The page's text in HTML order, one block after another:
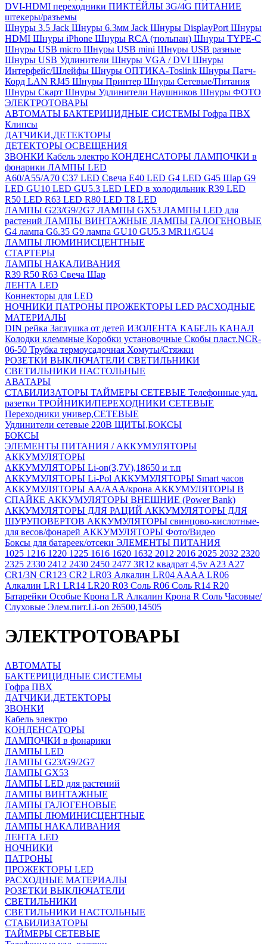
DVI-HDMI переходники ПИКТЕЙЛЫ 3G/4G ПИТАНИЕ
штекеры/разъемы
Шнуры 3.5 Jack Шнуры 6.3мм Jack Шнуры DisplayPort Шнуры
HDMI Шнуры iPhone Шнуры RCA (тюльпан) Шнуры TYPE-C
Шнуры USB micro Шнуры USB mini Шнуры USB разные
Шнуры USB Удлинители Шнуры VGA / DVI Шнуры
Интерфейс/Шлейфы Шнуры ОПТИКА-Toslink Шнуры Патч-
Корд LAN RJ45 Шнуры Принтер Шнуры Сетевые/Питания
Шнуры Скарт Шнуры Удлинители Наушников Шнуры ФОТО
ЭЛЕКТРОТОВАРЫ
АВТОМАТЫ БАКТЕРИЦИДНЫЕ СИСТЕМЫ Гофра ПВХ
Клипсы
ДАТЧИКИ,ДЕТЕКТОРЫ
ДЕТЕКТОРЫ ОСВЕЩЕНИЯ
ЗВОНКИ Кабель электро КОНДЕНСАТОРЫ ЛАМПОЧКИ в
фонарики ЛАМПЫ LED
A60/A55/A70 C37 LED Свеча E40 LED G4 LED G45 Шар G9
LED GU10 LED GU5.3 LED LED в холодильник R39 LED
R50 LED R63 LED R80 LED T8 LED
ЛАМПЫ G23/G9/2G7 ЛАМПЫ GX53 ЛАМПЫ LED для
растений ЛАМПЫ ВИНТАЖНЫЕ ЛАМПЫ ГАЛОГЕНОВЫЕ
G4 лампа G6.35 G9 лампа GU10 GU5.3 MR11/GU4
ЛАМПЫ ЛЮМИНИСЦЕНТНЫЕ
СТАРТЕРЫ
ЛАМПЫ НАКАЛИВАНИЯ
R39 R50 R63 Свеча Шар
ЛЕНТА LED
Коннекторы для LED
НОЧНИКИ ПАТРОНЫ ПРОЖЕКТОРЫ LED РАСХОДНЫЕ
МАТЕРИАЛЫ
DIN рейка Заглушка от детей ИЗОЛЕНТА КАБЕЛЬ КАНАЛ
Колодки клеммные Коробки установочные Скобы пласт.NCR-
06-50 Трубка термоусадочная Хомуты/Стяжки
РОЗЕТКИ ВЫКЛЮЧАТЕЛИ СВЕТИЛЬНИКИ
СВЕТИЛЬНИКИ НАСТОЛЬНЫЕ
АВАТАРЫ
СТАБИЛИЗАТОРЫ ТАЙМЕРЫ СЕТЕВЫЕ Телефонные удл.
разетки ТРОЙНИКИ/ПЕРЕХОДНИКИ СЕТЕВЫЕ
Переходники универ,СЕТЕВЫЕ
Удлинители сетевые 220В ЩИТЫ,БОКСЫ
БОКСЫ
ЭЛЕМЕНТЫ ПИТАНИЯ / АККУМУЛЯТОРЫ
АККУМУЛЯТОРЫ
АККУМУЛЯТОРЫ Li-on(3,7V),18650 и т.п
АККУМУЛЯТОРЫ Li-Pol АККУМУЛЯТОРЫ Smart часов
АККУМУЛЯТОРЫ АА/ААА/крона АККУМУЛЯТОРЫ В
СПАЙКЕ АККУМУЛЯТОРЫ ВНЕШНИЕ (Power Bank)
АККУМУЛЯТОРЫ ДЛЯ РАЦИЙ АККУМУЛЯТОРЫ ДЛЯ
ШУРУПОВЕРТОВ АККУМУЛЯТОРЫ свинцово-кислотные-
для весов/фонарей АККУМУЛЯТОРЫ Фото/Видео
Боксы для батареек/отсеки ЭЛЕМЕНТЫ ПИТАНИЯ
1025 1216 1220 1225 1616 1620 1632 2012 2016 2025 2032 2320
2325 2330 2412 2430 2450 2477 3R12 квадрат 4,5v A23 A27
CR1/3N CR123 CR2 LR03 Алкалин LR04 AAAA LR06
Алкалин LR1 LR14 LR20 R03 Соль R06 Соль R14 R20
Батарейки Особые Крона LR Алкалин Крона R Соль Часовые/
Слуховые Элем.пит.Li-on 26500,14505
ЭЛЕКТРОТОВАРЫ
АВТОМАТЫ
БАКТЕРИЦИДНЫЕ СИСТЕМЫ
Гофра ПВХ
ДАТЧИКИ,ДЕТЕКТОРЫ
ЗВОНКИ
Кабель электро
КОНДЕНСАТОРЫ
ЛАМПОЧКИ в фонарики
ЛАМПЫ LED
ЛАМПЫ G23/G9/2G7
ЛАМПЫ GX53
ЛАМПЫ LED для растений
ЛАМПЫ ВИНТАЖНЫЕ
ЛАМПЫ ГАЛОГЕНОВЫЕ
ЛАМПЫ ЛЮМИНИСЦЕНТНЫЕ
ЛАМПЫ НАКАЛИВАНИЯ
ЛЕНТА LED
НОЧНИКИ
ПАТРОНЫ
ПРОЖЕКТОРЫ LED
РАСХОДНЫЕ МАТЕРИАЛЫ
РОЗЕТКИ ВЫКЛЮЧАТЕЛИ
СВЕТИЛЬНИКИ
СВЕТИЛЬНИКИ НАСТОЛЬНЫЕ
СТАБИЛИЗАТОРЫ
ТАЙМЕРЫ СЕТЕВЫЕ